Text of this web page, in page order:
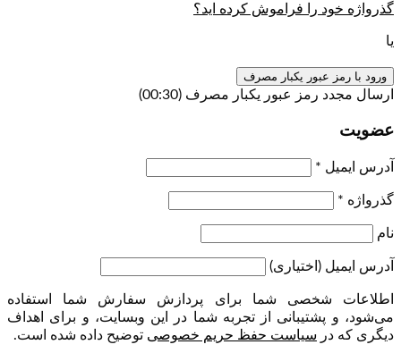
گذرواژه خود را فراموش کرده اید؟
یا
ورود با رمز عبور یکبار مصرف
ارسال مجدد رمز عبور یکبار مصرف (00:
30
)
عضویت
آدرس ایمیل *
گذرواژه *
نام
آدرس ایمیل (اختیاری)
اطلاعات شخصی شما برای پردازش سفارش شما استفاده
می‌شود، و پشتیبانی از تجربه شما در این وبسایت، و برای اهداف
دیگری که در سیاست حفظ حریم خصوصی توضیح داده شده است.